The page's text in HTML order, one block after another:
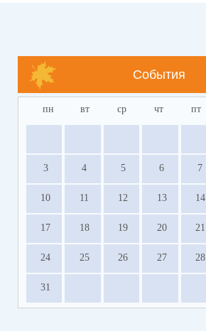
События
пн вт ср чт пт
3 4 5 6 7
10 11 12 13 14
17 18 19 20 21
24 25 26 27 28
31